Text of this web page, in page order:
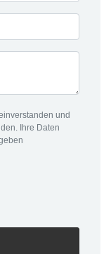
und
Ihre Daten